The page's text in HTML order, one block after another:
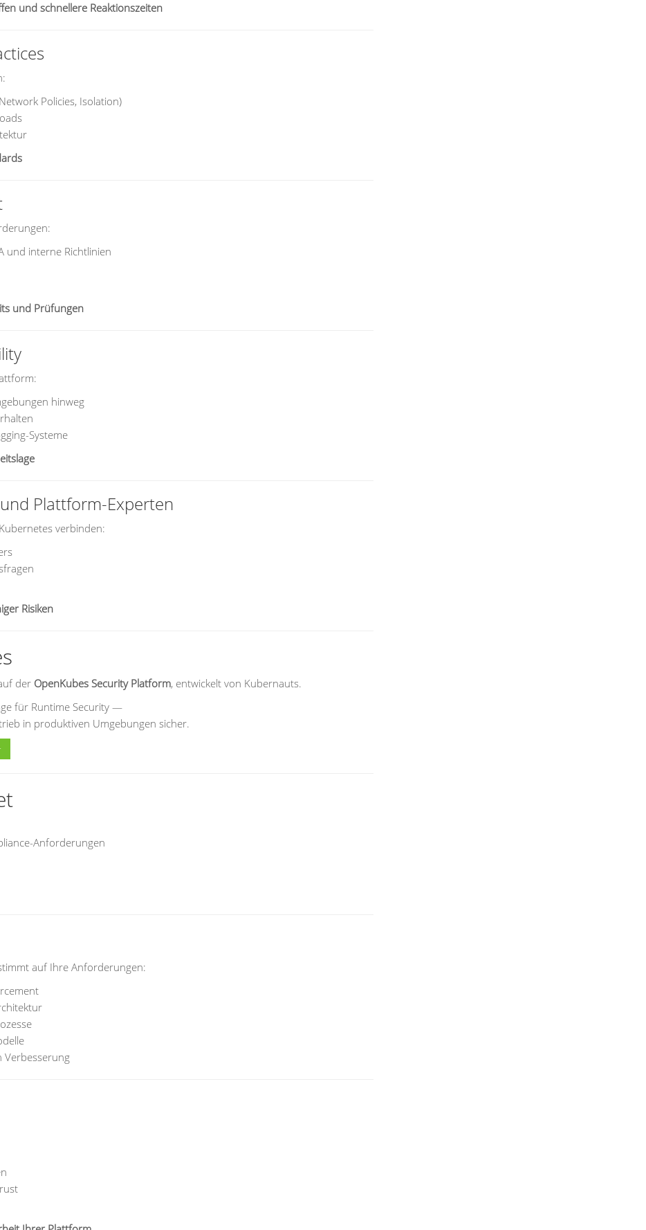
und schnellere Reaktionszeiten
Policies, Isolation)
und interne Richtlinien
und Prüfungen
hinweg
Systeme
Plattform-Experten
verbinden:
Risiken
der OpenKubes Security Platform, entwickelt von Kubernauts.
für Runtime Security —
in produktiven Umgebungen sicher.
Anforderungen
auf Ihre Anforderungen:
Verbesserung